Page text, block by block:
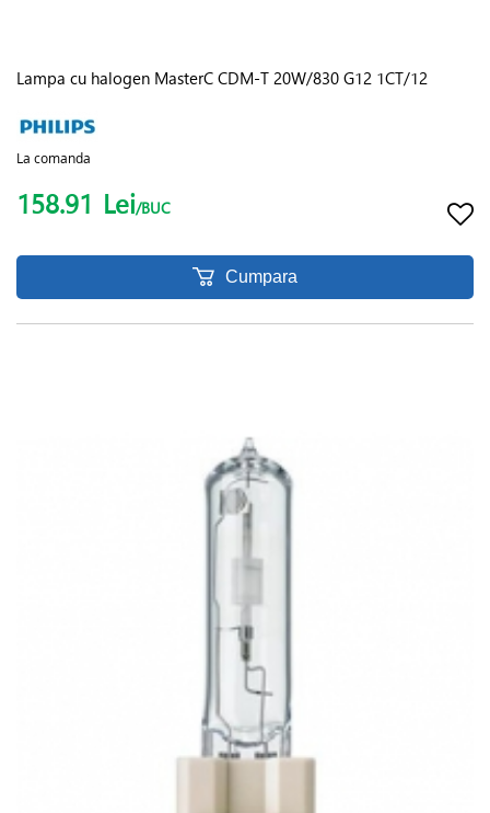
Lampa cu halogen MasterC CDM-T 20W/830 G12 1CT/12
La comanda
158.91 Lei/BUC
Cumpara